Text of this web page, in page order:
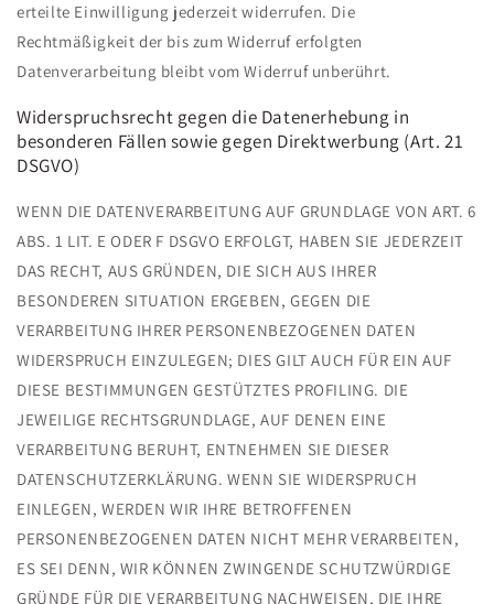
erteilte Einwilligung jederzeit widerrufen. Die
Rechtmäßigkeit der bis zum Widerruf erfolgten
Datenverarbeitung bleibt vom Widerruf unberührt.
Widerspruchsrecht gegen die Datenerhebung in
besonderen Fällen sowie gegen Direktwerbung (Art. 21
DSGVO)
WENN DIE DATENVERARBEITUNG AUF GRUNDLAGE VON ART. 6
ABS. 1 LIT. E ODER F DSGVO ERFOLGT, HABEN SIE JEDERZEIT
DAS RECHT, AUS GRÜNDEN, DIE SICH AUS IHRER
BESONDEREN SITUATION ERGEBEN, GEGEN DIE
VERARBEITUNG IHRER PERSONENBEZOGENEN DATEN
WIDERSPRUCH EINZULEGEN; DIES GILT AUCH FÜR EIN AUF
DIESE BESTIMMUNGEN GESTÜTZTES PROFILING. DIE
JEWEILIGE RECHTSGRUNDLAGE, AUF DENEN EINE
VERARBEITUNG BERUHT, ENTNEHMEN SIE DIESER
DATENSCHUTZERKLÄRUNG. WENN SIE WIDERSPRUCH
EINLEGEN, WERDEN WIR IHRE BETROFFENEN
PERSONENBEZOGENEN DATEN NICHT MEHR VERARBEITEN,
ES SEI DENN, WIR KÖNNEN ZWINGENDE SCHUTZWÜRDIGE
GRÜNDE FÜR DIE VERARBEITUNG NACHWEISEN, DIE IHRE